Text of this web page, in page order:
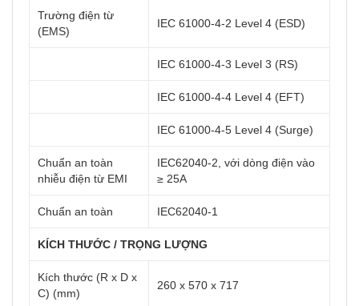
Trường điện từ
(EMS)
IEC 61000-4-2 Level 4 (ESD)
IEC 61000-4-3 Level 3 (RS)
IEC 61000-4-4 Level 4 (EFT)
IEC 61000-4-5 Level 4 (Surge)
Chuẩn an toàn
nhiễu điện từ EMI
IEC62040-2, với dòng điện vào
≥ 25A
Chuẩn an toàn IEC62040-1
KÍCH THƯỚC / TRỌNG LƯỢNG
Kích thước (R x D x
C) (mm)
260 x 570 x 717